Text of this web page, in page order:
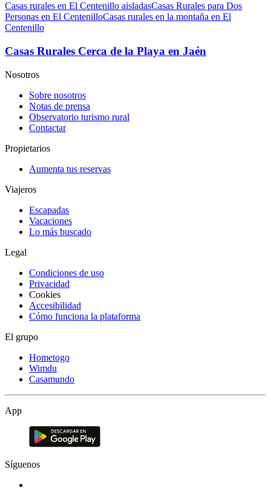
Casas rurales en El Centenillo aisladasCasas Rurales para Dos
Personas en El CentenilloCasas rurales en la montaña en El
Centenillo
Casas Rurales Cerca de la Playa en Jaén
Nosotros
Sobre nosotros
Notas de prensa
Observatorio turismo rural
Contactar
Propietarios
Aumenta tus reservas
Viajeros
Escapadas
Vacaciones
Lo más buscado
Legal
Condiciones de uso
Privacidad
Cookies
Accesibilidad
Cómo funciona la plataforma
El grupo
Hometogo
Wimdu
Casamundo
App
Síguenos